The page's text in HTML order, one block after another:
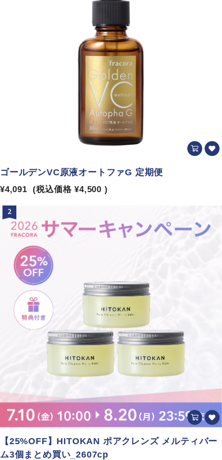
ゴールデンVC原液オートファG 定期便
¥4,091 (税込価格 ¥4,500 )
2
【25%OFF】HITOKAN ポアクレンズ メルティバー
ム3個まとめ買い_2607cp